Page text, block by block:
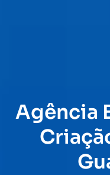
Agência